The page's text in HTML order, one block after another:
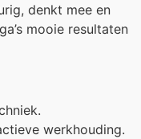
denkt mee en
mooie resultaten
werkhouding.